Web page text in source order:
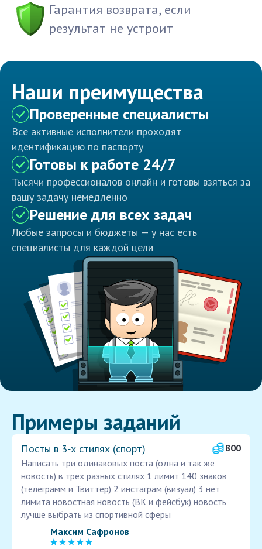
Гарантия возврата, если
результат не устроит
Наши преимущества
Проверенные специалисты
Все активные исполнители проходят
идентификацию по паспорту
Готовы к работе 24/7
Тысячи профессионалов онлайн и готовы взяться за
вашу задачу немедленно
Решение для всех задач
Любые запросы и бюджеты — у нас есть
специалисты для каждой цели
Примеры заданий
Посты в 3‑х стилях (спорт)
800
Написать три одинаковых поста (одна и так же
новость) в трех разных стилях 1 лимит 140 знаков
(телеграмм и Твиттер) 2 инстаграм (визуал) 3 нет
лимита новостная новость (ВК и фейсбук) новость
лучше выбрать из спортивной сферы
Максим Сафронов